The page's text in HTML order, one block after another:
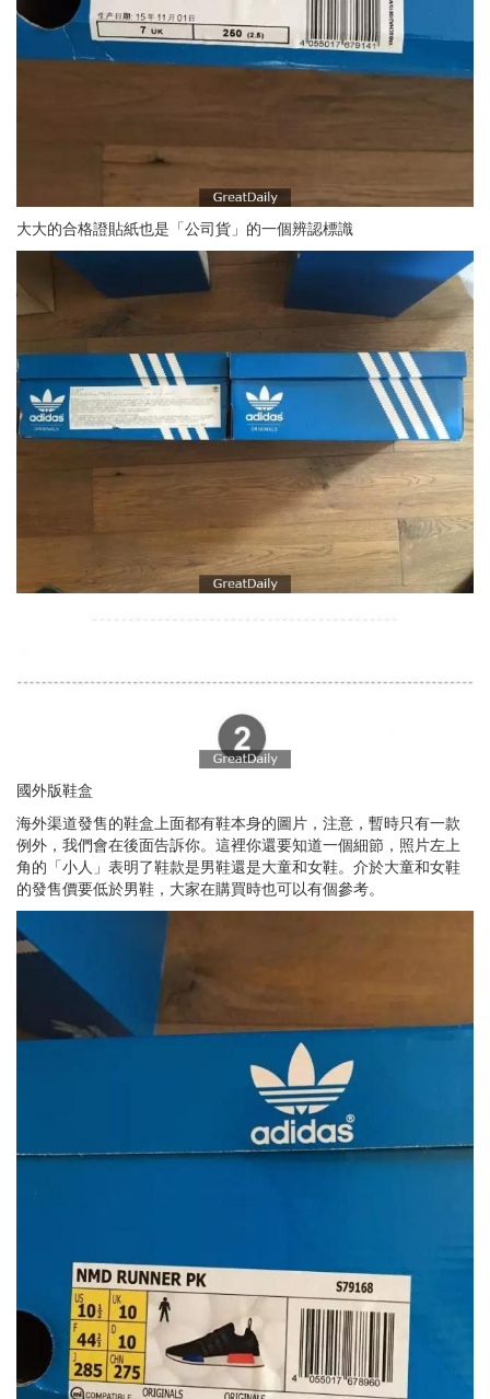
大大的合格證貼紙也是「公司貨」的一個辨認標識
國外版鞋盒
海外渠道發售的鞋盒上面都有鞋本身的圖片，注意，暫時只有一款
例外，我們會在後面告訴你。這裡你還要知道一個細節，照片左上
角的「小人」表明了鞋款是男鞋還是大童和女鞋。介於大童和女鞋
的發售價要低於男鞋，大家在購買時也可以有個參考。